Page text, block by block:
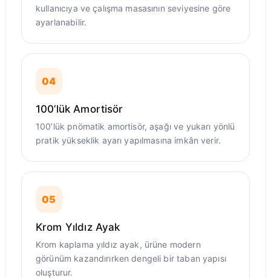
kullanıcıya ve çalışma masasının seviyesine göre
ayarlanabilir.
04
100’lük Amortisör
100’lük pnömatik amortisör, aşağı ve yukarı yönlü
pratik yükseklik ayarı yapılmasına imkân verir.
05
Krom Yıldız Ayak
Krom kaplama yıldız ayak, ürüne modern
görünüm kazandırırken dengeli bir taban yapısı
oluşturur.